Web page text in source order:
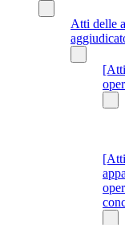
Atti delle